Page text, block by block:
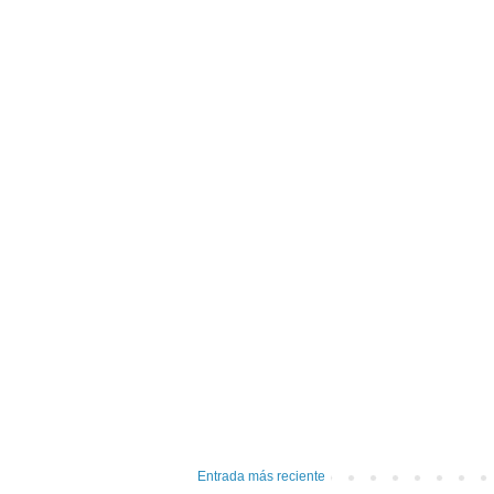
Entrada más reciente